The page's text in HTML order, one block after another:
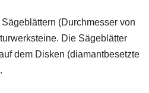
(Durchmesser von
Die Sägeblätter
dem Disken (diamantbesetzte